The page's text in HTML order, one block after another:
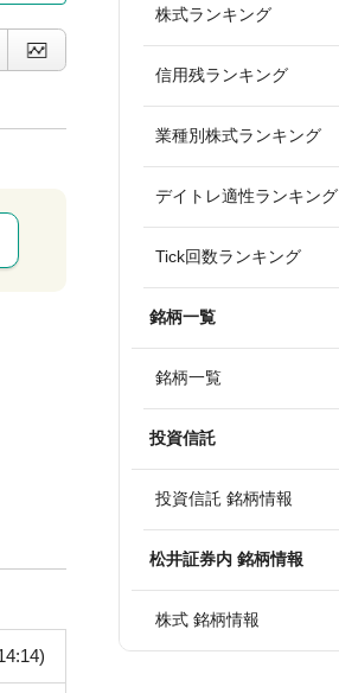
株式ランキング
信用残ランキング
業種別株式ランキング
デイトレ適性ランキング
Tick回数ランキング
銘柄一覧
銘柄一覧
投資信託
投資信託 銘柄情報
松井証券内 銘柄情報
株式 銘柄情報